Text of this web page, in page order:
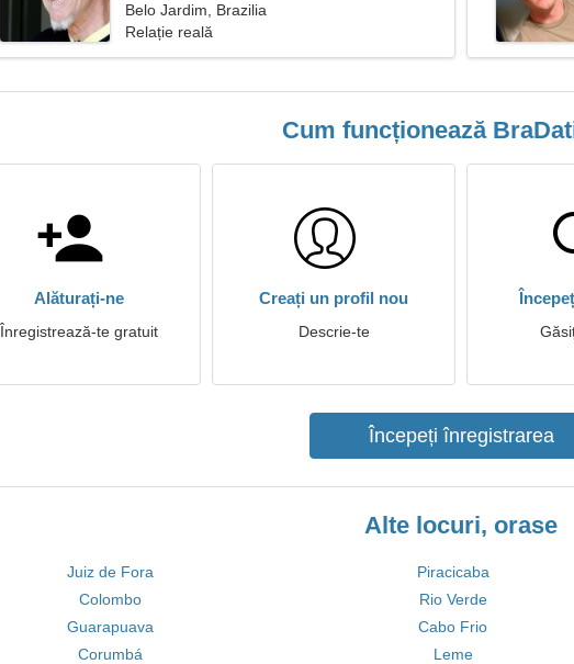
Belo Jardim, Brazilia
Relație reală
Cum funcționează
Alăturați-ne
Înregistrează-te gratuit
Creați un profil nou
Descrie-te
Începeți înregistrarea
Alte locuri, orase
Juiz de Fora Piracicaba
Colombo
Rio Verde
Guarapuava
Cabo Frio
Corumbá
Leme